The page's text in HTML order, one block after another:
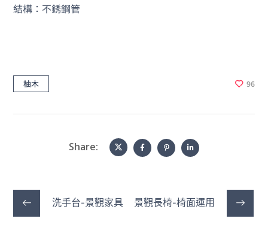
結構：不銹鋼管
柚木 96
Share:
洗手台-景觀家具 景觀長椅-椅面運用